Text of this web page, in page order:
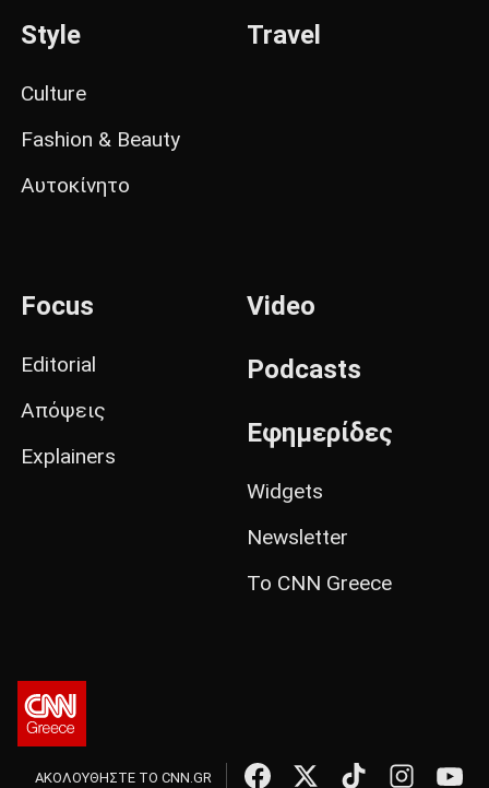
Style
Culture
Fashion & Beauty
Αυτοκίνητο
Travel
Focus
Editorial
Απόψεις
Explainers
Video
Podcasts
Εφημερίδες
Widgets
Newsletter
Το CNN Greece
ΑΚΟΛΟΥΘΗΣΤΕ ΤΟ CNN.GR